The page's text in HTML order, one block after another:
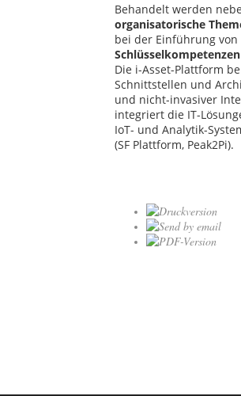
Behandelt werden
organisatorische
bei der Einführung
Schlüsselkompetenzen
Die i-Asset-Plattform
Schnittstellen und
und nicht-invasiver
integriert die IT-
IoT- und Analytik-
(SF Plattform, Peak2Pi).